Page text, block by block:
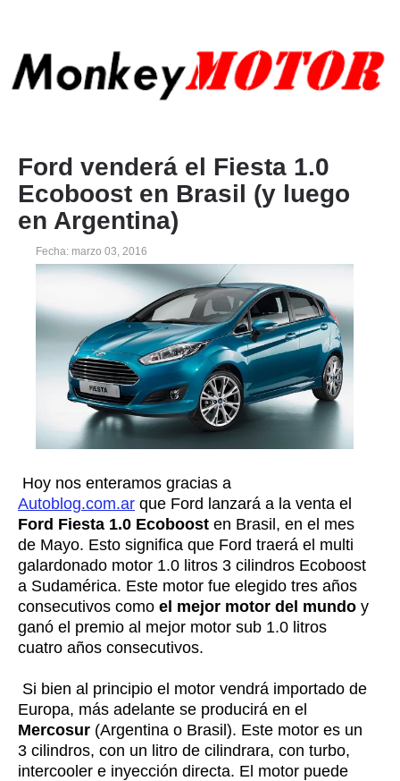
Ford venderá el Fiesta 1.0
Ecoboost en Brasil (y luego
en Argentina)
Fecha: marzo 03, 2016
Hoy nos enteramos gracias a
Autoblog.com.ar que Ford lanzará a la venta el
Ford Fiesta 1.0 Ecoboost en Brasil, en el mes
de Mayo. Esto significa que Ford traerá el multi
galardonado motor 1.0 litros 3 cilindros Ecoboost
a Sudamérica. Este motor fue elegido tres años
consecutivos como el mejor motor del mundo y
ganó el premio al mejor motor sub 1.0 litros
cuatro años consecutivos.
Si bien al principio el motor vendrá importado de
Europa, más adelante se producirá en el
Mercosur (Argentina o Brasil). Este motor es un
3 cilindros, con un litro de cilindrara, con turbo,
intercooler e inyección directa. El motor puede